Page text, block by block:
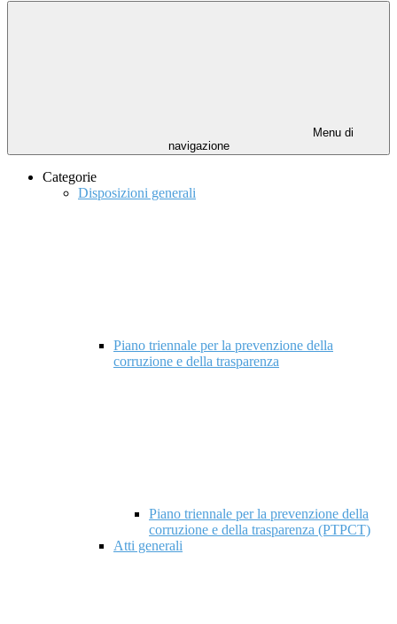
Menu di
navigazione
Categorie
Disposizioni generali
Piano triennale per la prevenzione della
corruzione e della trasparenza
Piano triennale per la prevenzione della
corruzione e della trasparenza (PTPCT)
Atti generali